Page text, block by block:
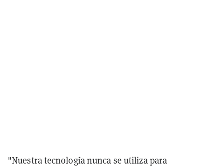
"Nuestra tecnología nunca se utiliza para